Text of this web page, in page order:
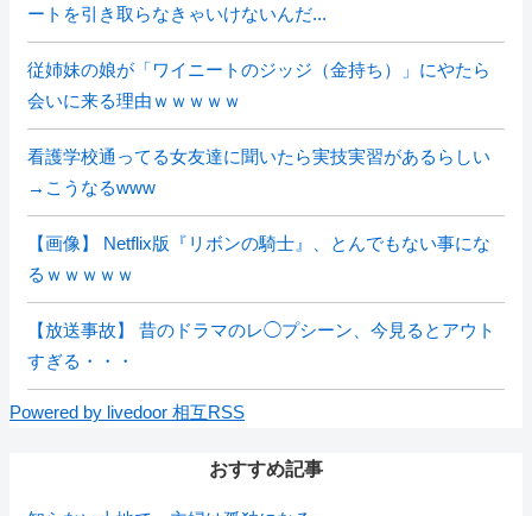
ートを引き取らなきゃいけないんだ...
従姉妹の娘が「ワイニートのジッジ（金持ち）」にやたら
会いに来る理由ｗｗｗｗｗ
看護学校通ってる女友達に聞いたら実技実習があるらしい
→こうなるwww
【画像】 Netflix版『リボンの騎士』、とんでもない事にな
るｗｗｗｗｗ
【放送事故】 昔のドラマのレ◯プシーン、今見るとアウト
すぎる・・・
Powered by livedoor 相互RSS
おすすめ記事